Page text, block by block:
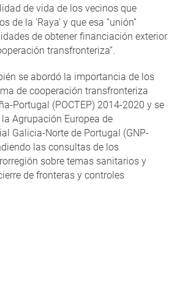
de vida de los vecinos que
de la 'Raya' y que esa “unión”
de obtener financiación exterior
transfronteriza”.
se abordó la importancia de los
de cooperación transfronteriza
Portugal (POCTEP) 2014-2020 y se
Agrupación Europea de
Galicia-Norte de Portugal (GNP-
las consultas de los
sobre temas sanitarios y
de fronteras y controles